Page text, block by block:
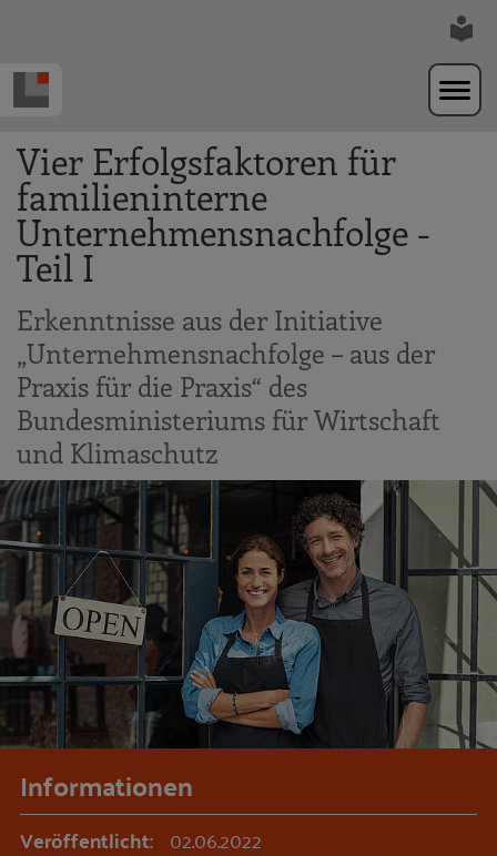
Vier Erfolgsfaktoren für
familieninterne
Unternehmensnachfolge -
Teil I
Erkenntnisse aus der Initiative
„Unternehmensnachfolge – aus der
Praxis für die Praxis“ des
Bundesministeriums für Wirtschaft
und Klimaschutz
Informationen
Veröffentlicht: 02.06.2022